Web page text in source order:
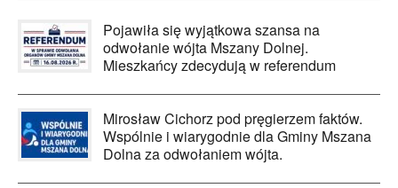
Pojawiła się wyjątkowa szansa na
odwołanie wójta Mszany Dolnej.
Mieszkańcy zdecydują w referendum
Mirosław Cichorz pod pręgierzem faktów.
Wspólnie i wiarygodnie dla Gminy Mszana
Dolna za odwołaniem wójta.